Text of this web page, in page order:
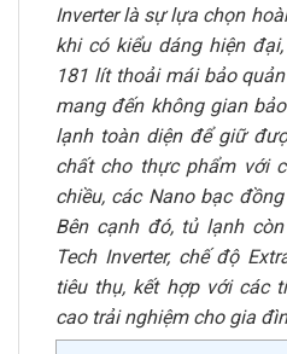
Inverter là sự lựa chọn
khi có kiểu dáng hiện
181 lít thoải mái bảo
mang đến không gian
lạnh toàn diện để giữ
chất cho thực phẩm với
chiều, các Nano bạc
Bên cạnh đó, tủ lạnh
Tech Inverter, chế độ
tiêu thụ, kết hợp với các
cao trải nghiệm cho gia